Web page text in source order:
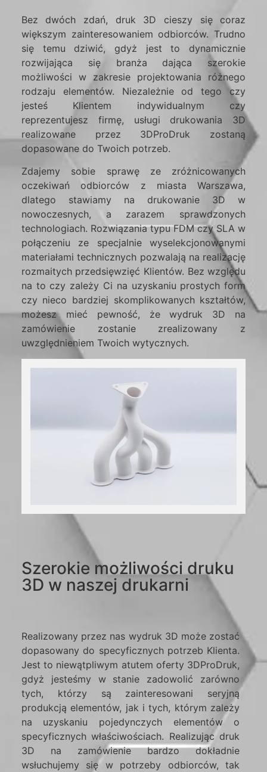
Bez dwóch zdań, druk 3D cieszy się coraz
większym zainteresowaniem odbiorców. Trudno
się temu dziwić, gdyż jest to dynamicznie
rozwijająca się branża dająca szerokie
możliwości w zakresie projektowania różnego
rodzaju elementów. Niezależnie od tego czy
jesteś Klientem indywidualnym czy
reprezentujesz firmę, usługi drukowania 3D
realizowane przez 3DProDruk zostaną
dopasowane do Twoich potrzeb.
Zdajemy sobie sprawę ze zróżnicowanych
oczekiwań odbiorców z miasta Warszawa,
dlatego stawiamy na drukowanie 3D w
nowoczesnych, a zarazem sprawdzonych
technologiach. Rozwiązania typu FDM czy SLA w
połączeniu ze specjalnie wyselekcjonowanymi
materiałami technicznych pozwalają na realizację
rozmaitych przedsięwzięć Klientów. Bez względu
na to czy zależy Ci na uzyskaniu prostych form
czy nieco bardziej skomplikowanych kształtów,
możesz mieć pewność, że wydruk 3D na
zamówienie zostanie zrealizowany z
uwzględnieniem Twoich wytycznych.
Szerokie możliwości druku
3D w naszej drukarni
Realizowany przez nas wydruk 3D może zostać
dopasowany do specyficznych potrzeb Klienta.
Jest to niewątpliwym atutem oferty 3DProDruk,
gdyż jesteśmy w stanie zadowolić zarówno
tych, którzy są zainteresowani seryjną
produkcją elementów, jak i tych, którym zależy
na uzyskaniu pojedynczych elementów o
specyficznych właściwościach. Realizując druk
3D na zamówienie bardzo dokładnie
wsłuchujemy się w potrzeby odbiorców, tak